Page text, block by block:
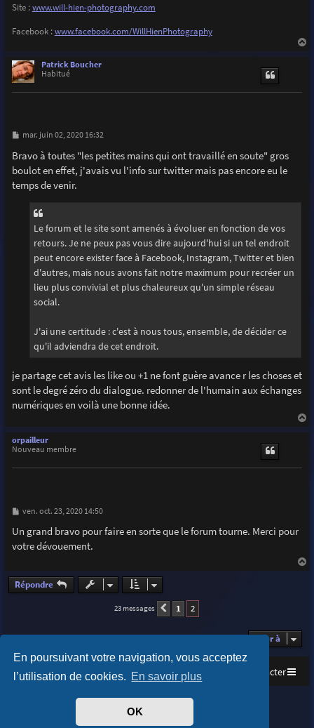
En poursuivant votre navigation, vous acceptez
l’utilisation de cookies. En savoir plus
OK
Site :www.will-hien-photography.com
Facebook :www.facebook.com/WillHienPhotography
Patrick Boucher
Habitué
M
s
s
a
e
mar. juin 02, 2020 16:32
Bravo à toutes "les petites mains qui ont travaillé en soute" gros
boulot en effet, j'avais vu l'info sur twitter mais pas encore eu le
temps de venir.
Le forum et le site sont amenés à évoluer en fonction de vos
retours. Je ne peux pas vous dire aujourd'hui si un tel endroit
peut encore exister face à Facebook, Instagram, Twitter et bien
d'autres, mais nous avons fait notre maximum pour recréer un
lieu plus convivial et plus chaleureux qu'un simple réseau
social.
J'ai une certitude : c'est à nous tous, ensemble, de décider ce
qu'il adviendra de cet endroit.
je partage cet avis les like ou +1 ne font guère avance r les choses et
sont le degré zéro du dialogue. redonner de l'humain aux échanges
numériques en voilà une bonne idée.
orpailleur
Nouveau membre
M
s
s
a
ven. oct. 23, 2020 14:50
Un grand bravo pour faire en sorte que le forum tourne. Merci pour
votre dévouement.
a
Répondre
23 messages Précédente
1 2
Aller à
Accueil Index du forum Nous contacter
Purplexion style byIan Bradley
phpBB® Forum Software © phpBB Limited
phpBB-fr.com